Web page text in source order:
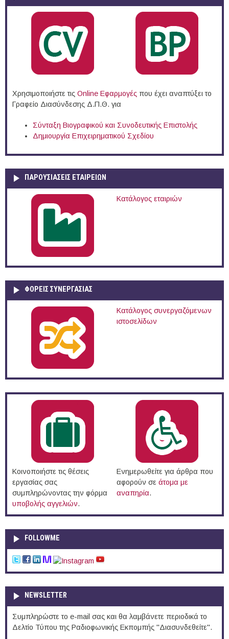
Χρησιμοποιήστε τις Online Eφαρμογές που έχει αναπτύξει το
Γραφείο Διασύνδεσης Δ.Π.Θ. για
Σύνταξη Βιογραφικού και Συνοδευτικής Επιστολής
Δημιουργία Επιχειρηματικού Σχεδίου
ΠΑΡΟΥΣΙΆΣΕΙΣ ΕΤΑΙΡΕΙΏΝ
Κατάλογος εταιριών
ΦΟΡΕΙΣ ΣΥΝΕΡΓΑΣΙΑΣ
Κατάλογος συνεργαζόμενων
ιστοσελίδων
Κοινοποιήστε τις θέσεις
εργασίας σας
συμπληρώνοντας την φόρμα
υποβολής αγγελιών.
Ενημερωθείτε για άρθρα που
αφορούν σε άτομα με
αναπηρία.
FOLLOWME
NEWSLETTER
Συμπληρώστε το e-mail σας και θα λαμβάνετε περιοδικά το
Δελτίο Τύπου της Ραδιοφωνικής Εκπομπής "Διασυνδεθείτε".